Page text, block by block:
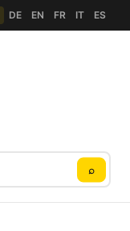
DE EN FR IT ES
⌕